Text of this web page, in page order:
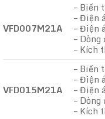
VFD007M21A
– Biến
– Điện
– Điện
–
– Kích
VFD015M21A
– Biến
– Điện
– Điện
–
– Kích